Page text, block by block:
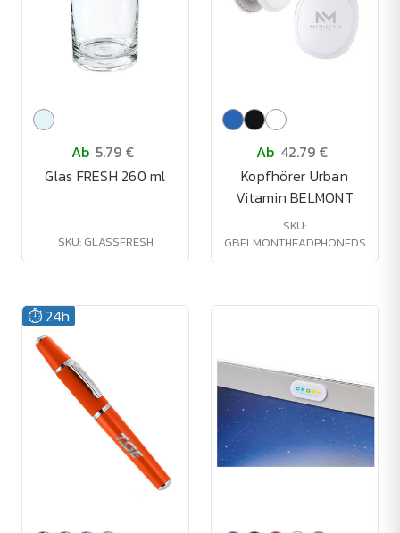
Ab 5.79 €
Glas FRESH 260 ml
SKU: GLASSFRESH
Ab 42.79 €
Kopfhörer Urban
Vitamin BELMONT
SKU:
GBELMONTHEADPHONEDS
⏱️ 24h